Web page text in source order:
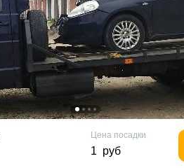
Цена посадки
1 руб